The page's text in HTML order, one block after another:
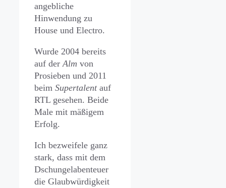
angebliche
Hinwendung zu
House und Electro.
Wurde 2004 bereits
auf derAlm von
Prosieben und 2011
beim Supertalentauf
RTL gesehen. Beide
Male mit mäßigem
Erfolg.
Ich bezweifele ganz
stark, dass mit dem
Dschungelabenteuer
die Glaubwürdigkeit